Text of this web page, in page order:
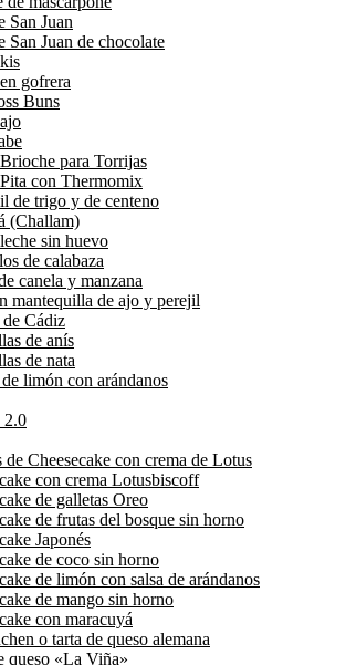
San Juan
San Juan de chocolate
gofrera
Buns
para Torrijas
con Thermomix
de trigo y de centeno
(Challam)
sin huevo
de calabaza
canela y manzana
mantequilla de ajo y perejil
Cádiz
de anís
de nata
de limón con arándanos
2.0
de Cheesecake con crema de Lotus
con crema Lotusbiscoff
de galletas Oreo
de frutas del bosque sin horno
Japonés
de coco sin horno
de limón con salsa de arándanos
de mango sin horno
con maracuyá
o tarta de queso alemana
queso «La Viña»